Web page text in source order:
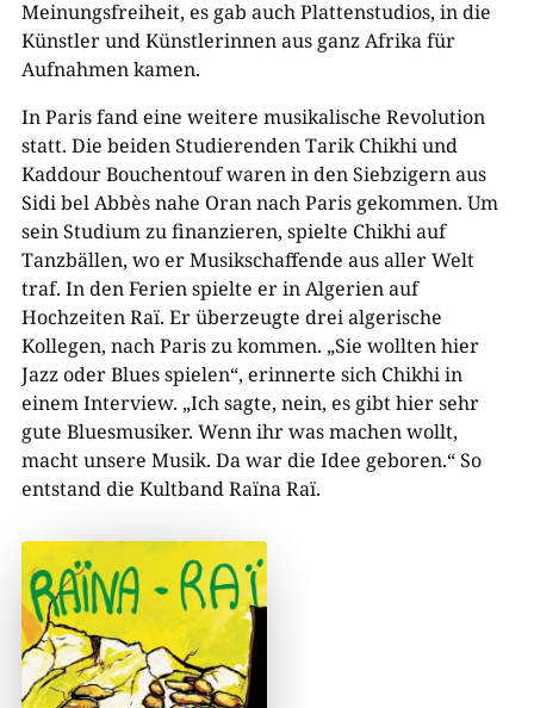
Meinungsfreiheit, es gab auch Plattenstudios, in die
Künstler und Künstlerinnen aus ganz Afrika für
Aufnahmen kamen.
In Paris fand eine weitere musikalische Revolution
statt. Die beiden Studierenden Tarik Chikhi und
Kaddour Bouchentouf waren in den Siebzigern aus
Sidi bel Abbès nahe Oran nach Paris gekommen. Um
sein Studium zu finanzieren, spielte Chikhi auf
Tanzbällen, wo er Musikschaffende aus aller Welt
traf. In den Ferien spielte er in Algerien auf
Hochzeiten Raï. Er überzeugte drei algerische
Kollegen, nach Paris zu kommen. „Sie wollten hier
Jazz oder Blues spielen“, erinnerte sich Chikhi in
einem Interview. „Ich sagte, nein, es gibt hier sehr
gute Bluesmusiker. Wenn ihr was machen wollt,
macht unsere Musik. Da war die Idee geboren.“ So
entstand die Kultband Raïna Raï.